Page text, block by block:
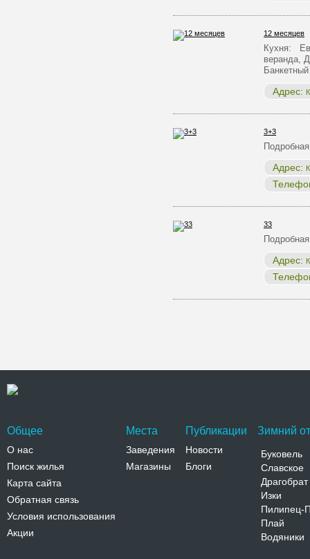
12 месяцев
Кухня:
веранда,
Адрес:
3+3
Адрес:
33
Адрес:
Общее
О нас
Поиск жилья
Карта сайта
Обратная связь
Условия использования
Акции
Места
Заведения
Магазины
Публикации
Новости
Блоги
Зимний
Буковель
Славское
Драгобрат
Изки
Пилипец-
Плай
Водяники